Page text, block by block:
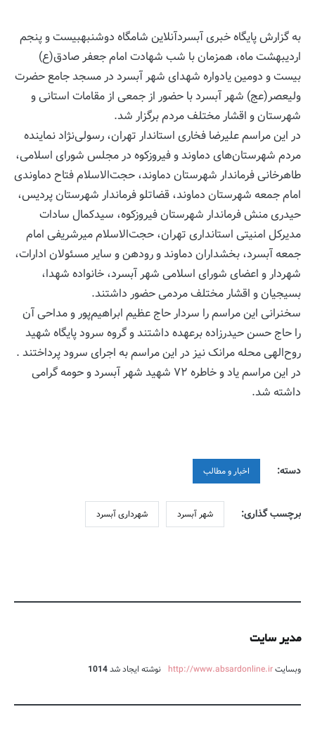
به گزارش پایگاه خبری آبسردآنلاین شامگاه دوشنبهبیست و پنجم
اردیبهشت ماه، همزمان با شب شهادت امام جعفر صادق(ع)
بیست و دومین یادواره شهدای شهر آبسرد در مسجد جامع حضرت
ولیعصر(عج) شهر آبسرد با حضور از جمعی از مقامات استانی و
شهرستان و اقشار مختلف مردم برگزار شد.
در این مراسم علیرضا فخاری استاندار تهران، رسولی‌نژاد نماینده
مردم شهرستان‌های دماوند و فیروزکوه در مجلس شورای اسلامی،
طاهرخانی فرماندار شهرستان دماوند، حجت‌الاسلام فتاح دماوندی
امام جمعه شهرستان دماوند، قضاتلو فرماندار شهرستان پرديس،
حیدری منش فرماندار شهرستان فیروزکوه، سیدکمال سادات
مدیرکل امنیتی استانداری تهران، حجت‌الاسلام میرشریفی امام
جمعه آبسرد، بخشداران دماوند و رودهن و سایر مسئولان ادارات،
شهردار و اعضای شورای اسلامی شهر آبسرد، خانواده شهدا،
بسیجیان و اقشار مختلف مردمی حضور داشتند.
سخنرانی این مراسم را سردار حاج عظیم ابراهیم‌پور و مداحی آن
را حاج حسن حیدرزاده برعهده داشتند و گروه سرود پایگاه شهید
روح‌الهی محله مرانک نیز در این مراسم به اجرای سرود پرداختند .
در این مراسم یاد و خاطره ۷۲ شهید شهر آبسرد و حومه گرامی
داشته شد.
دسته: اخبار و مطالب
برچسب گذاری: شهر آبسرد شهرداری آبسرد
مدیر سایت
وبسایتhttp://www.absardonline.ir نوشته ایجاد شد1014